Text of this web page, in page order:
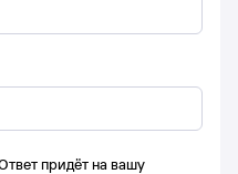
придёт на вашу